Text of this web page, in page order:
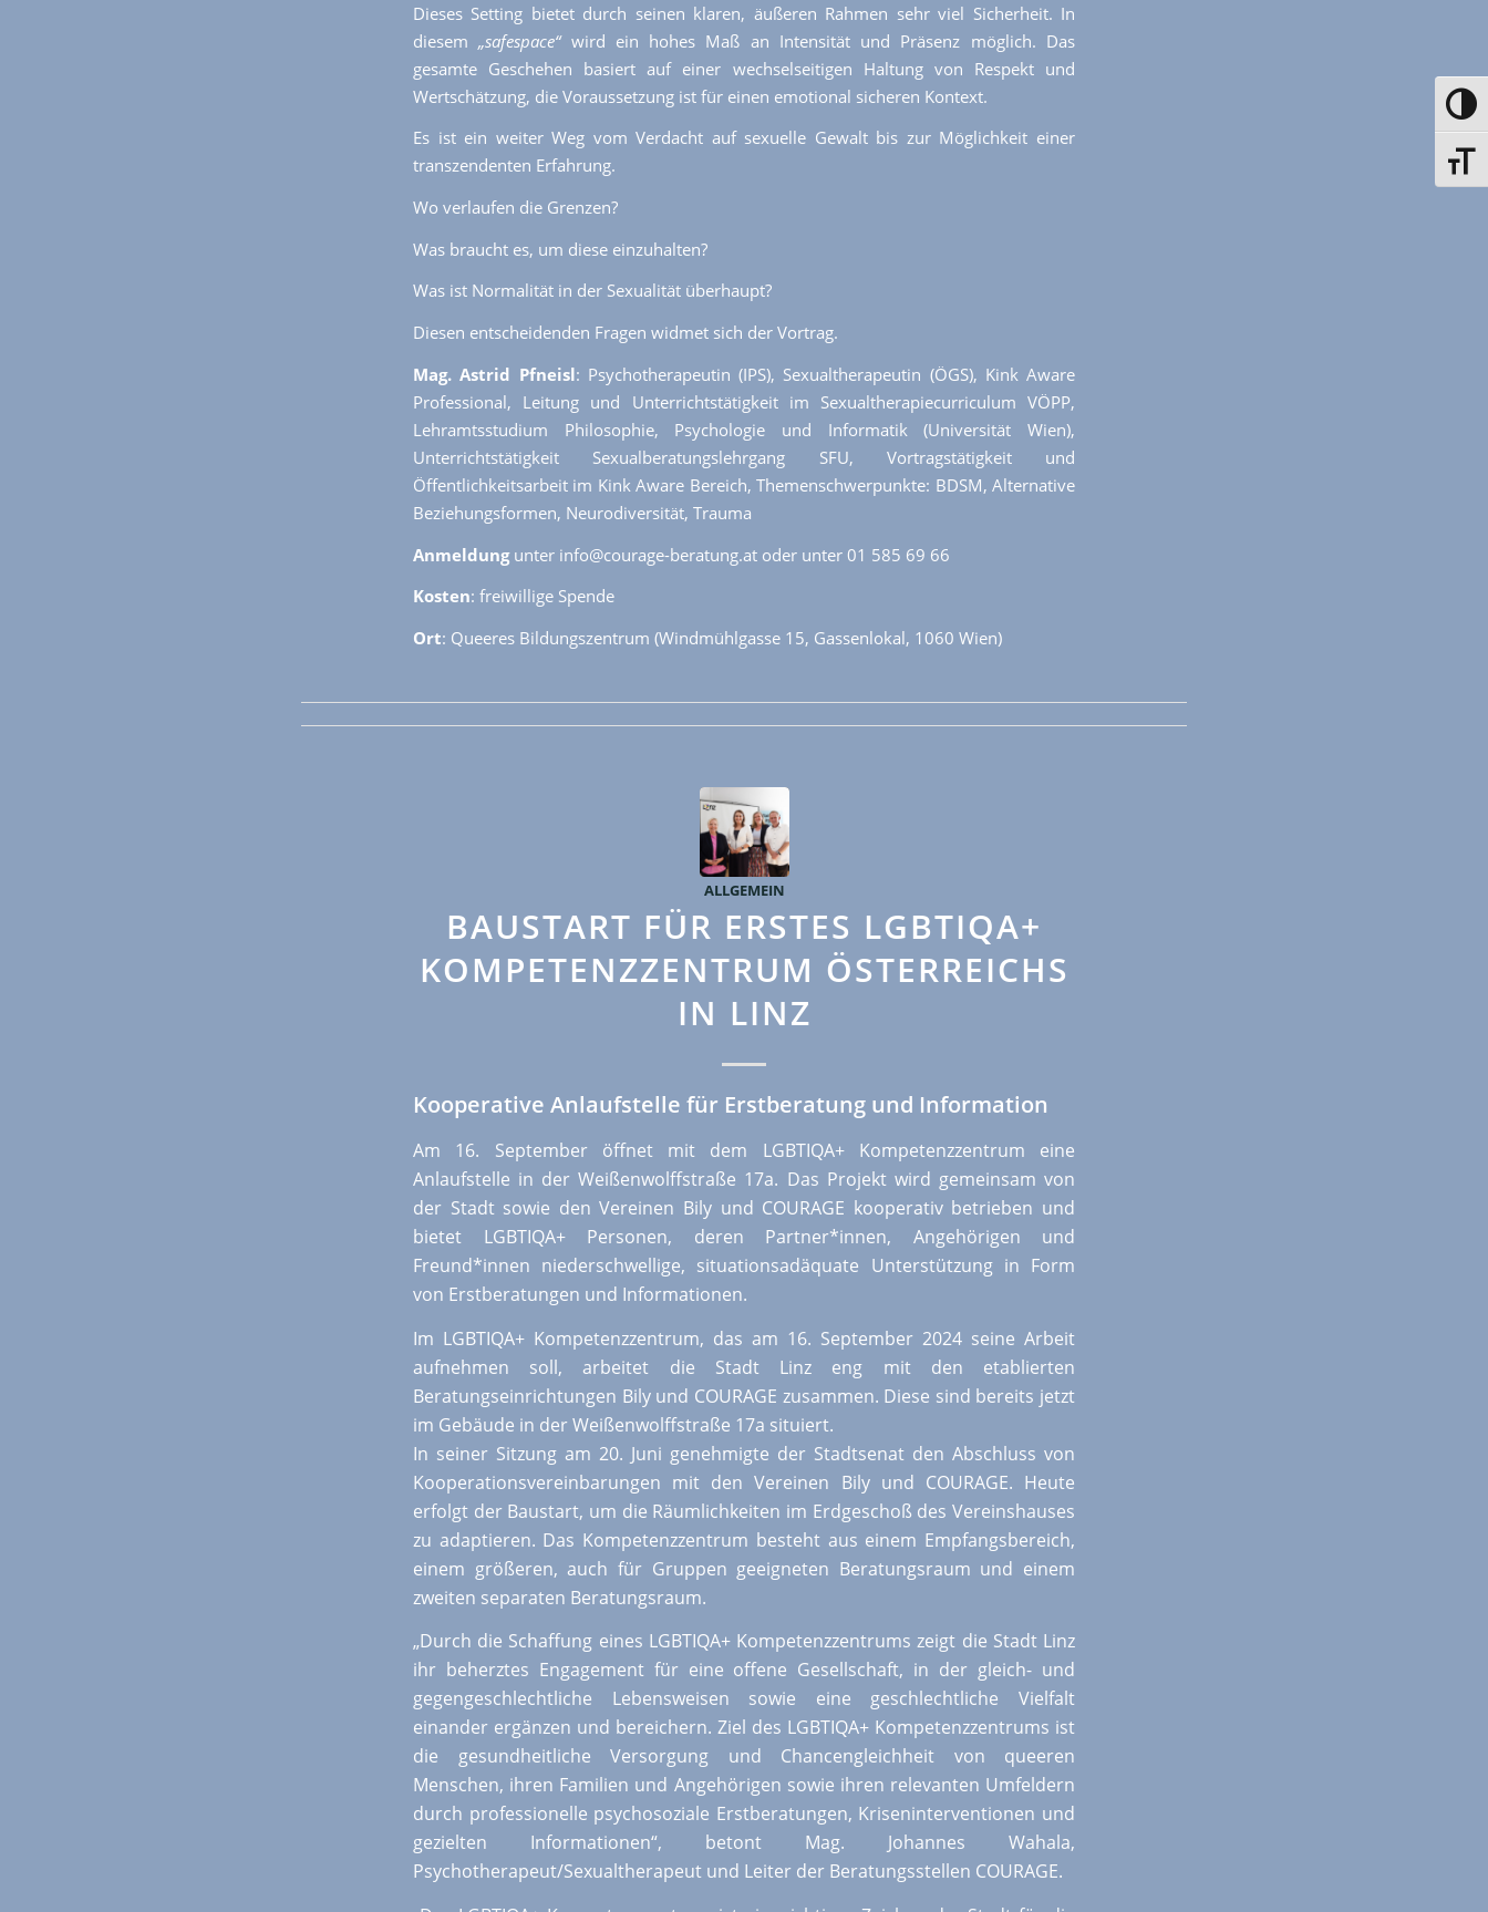
Dieses Setting bietet durch seinen klaren, äußeren Rahmen sehr viel Sicherheit. In
diesem„safespace“wird ein hohes Maß an Intensität und Präsenz möglich. Das
gesamte Geschehen basiert auf einer wechselseitigen Haltung von Respekt und
Wertschätzung, die Voraussetzung ist für einen emotional sicheren Kontext.
Es ist ein weiter Weg vom Verdacht auf sexuelle Gewalt bis zur Möglichkeit einer
transzendenten Erfahrung.
Wo verlaufen die Grenzen?
Was braucht es, um diese einzuhalten?
Was ist Normalität in der Sexualität überhaupt?
Diesen entscheidenden Fragen widmet sich der Vortrag.
Mag. Astrid Pfneisl: Psychotherapeutin (IPS), Sexualtherapeutin (ÖGS), Kink Aware
Professional, Leitung und Unterrichtstätigkeit im Sexualtherapiecurriculum VÖPP,
Lehramtsstudium Philosophie, Psychologie und Informatik (Universität Wien),
Unterrichtstätigkeit Sexualberatungslehrgang SFU, Vortragstätigkeit und
Öffentlichkeitsarbeit im Kink Aware Bereich, Themenschwerpunkte: BDSM, Alternative
Beziehungsformen, Neurodiversität, Trauma
Anmeldung unter info@courage-beratung.at oder unter 01 585 69 66
Kosten: freiwillige Spende
Ort: Queeres Bildungszentrum (Windmühlgasse 15, Gassenlokal, 1060 Wien)
ALLGEMEIN
BAUSTART FÜR ERSTES LGBTIQA+
KOMPETENZZENTRUM ÖSTERREICHS
IN LINZ
Kooperative Anlaufstelle für Erstberatung und Information
Am 16. September öffnet mit dem LGBTIQA+ Kompetenzzentrum eine
Anlaufstelle in der Weißenwolffstraße 17a. Das Projekt wird gemeinsam von
der Stadt sowie den Vereinen Bily und COURAGE kooperativ betrieben und
bietet LGBTIQA+ Personen, deren Partner*innen, Angehörigen und
Freund*innen niederschwellige, situationsadäquate Unterstützung in Form
von Erstberatungen und Informationen.
Im LGBTIQA+ Kompetenzzentrum, das am 16. September 2024 seine Arbeit
aufnehmen soll, arbeitet die Stadt Linz eng mit den etablierten
Beratungseinrichtungen Bily und COURAGE zusammen. Diese sind bereits jetzt
im Gebäude in der Weißenwolffstraße 17a situiert.
In seiner Sitzung am 20. Juni genehmigte der Stadtsenat den Abschluss von
Kooperationsvereinbarungen mit den Vereinen Bily und COURAGE. Heute
erfolgt der Baustart, um die Räumlichkeiten im Erdgeschoß des Vereinshauses
zu adaptieren. Das Kompetenzzentrum besteht aus einem Empfangsbereich,
einem größeren, auch für Gruppen geeigneten Beratungsraum und einem
zweiten separaten Beratungsraum.
„Durch die Schaffung eines LGBTIQA+ Kompetenzzentrums zeigt die Stadt Linz
ihr beherztes Engagement für eine offene Gesellschaft, in der gleich- und
gegengeschlechtliche Lebensweisen sowie eine geschlechtliche Vielfalt
einander ergänzen und bereichern. Ziel des LGBTIQA+ Kompetenzzentrums ist
die gesundheitliche Versorgung und Chancengleichheit von queeren
Menschen, ihren Familien und Angehörigen sowie ihren relevanten Umfeldern
durch professionelle psychosoziale Erstberatungen, Kriseninterventionen und
gezielten Informationen“, betont Mag. Johannes Wahala,
Psychotherapeut/Sexualtherapeut und Leiter der Beratungsstellen COURAGE.